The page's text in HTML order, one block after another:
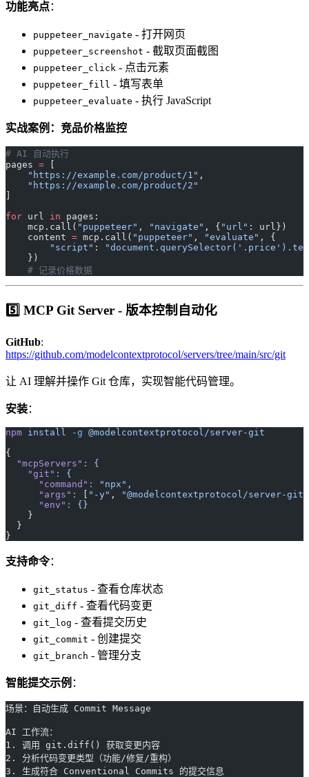
功能亮点：
puppeteer_navigate - 打开网页
puppeteer_screenshot - 截取页面截图
puppeteer_click - 点击元素
puppeteer_fill - 填写表单
puppeteer_evaluate - 执行 JavaScript
实战案例：竞品价格监控
# AI 自动执行
pages =
    "https://example.com/product/1"
,
    "https://example.com/product/2"
for url in pages:
    mcp.call(
"puppeteer" , "navigate" , { "url" : url})
    content
= mcp.call( "puppeteer" , "evaluate" , {
        "script"
:
    })
    # 记录价格数据
5️⃣ MCP Git Server - 版本控制自动化
GitHub:
https://github.com/modelcontextprotocol/servers/tree/main/src/git
让 AI 理解并操作 Git 仓库，实现智能代码管理。
安装：
npm install -g @modelcontextprotocol/server-git
{
  "mcpServers"
:
{
    "git"
:
{
      "command"
:
"npx",
      "args"
: "-y" ,
"@modelcontextprotocol/server-
      "env"
:
{}
    }
  }
}
支持命令：
git_status - 查看仓库状态
git_diff - 查看代码变更
git_log - 查看提交历史
git_commit - 创建提交
git_branch - 管理分支
智能提交示例 ：
场景：自动生成 Commit Message
AI 工作流：
1. 调用 git.diff() 获取变更内容
2. 分析代码变更类型（功能/修复/重构）
3. 生成符合 Conventional Commits 的提交信息